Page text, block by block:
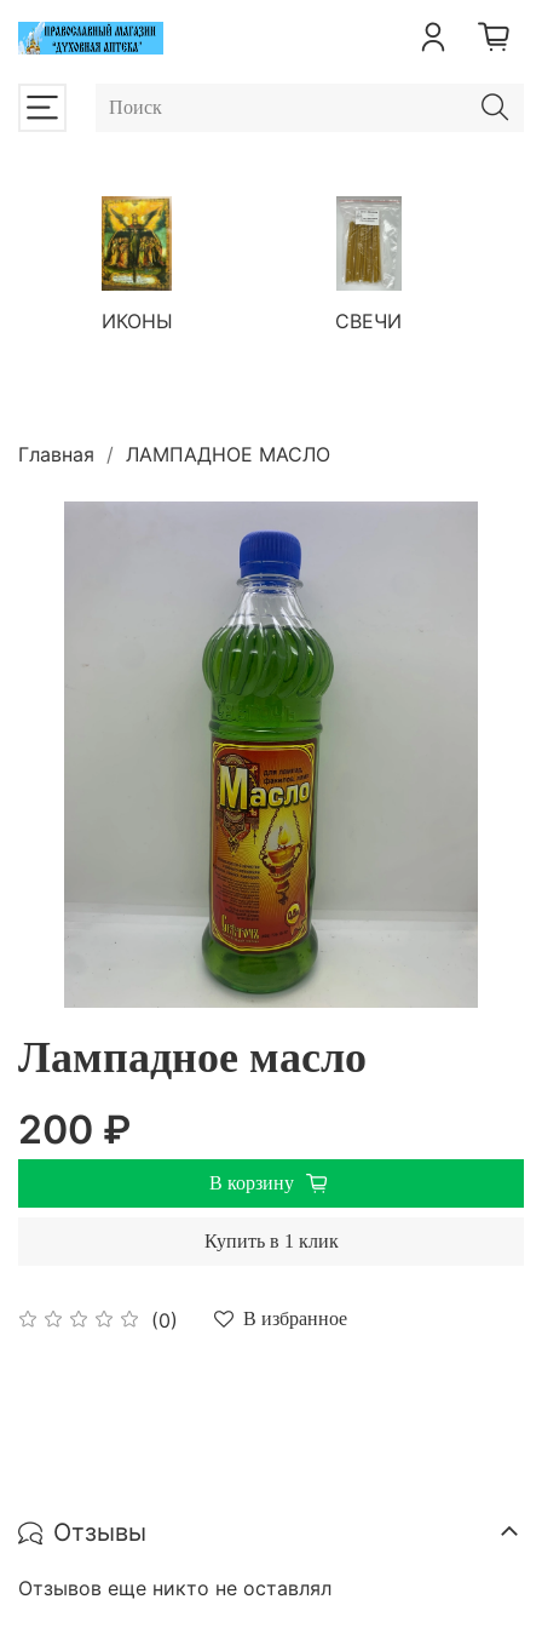
ИКОНЫ СВЕЧИ
Главная ЛАМПАДНОЕ МАСЛО
Лампадное масло
(0) В избранное
200 ₽
В корзину
Купить в 1 клик
Отзывы
Отзывов еще никто не оставлял